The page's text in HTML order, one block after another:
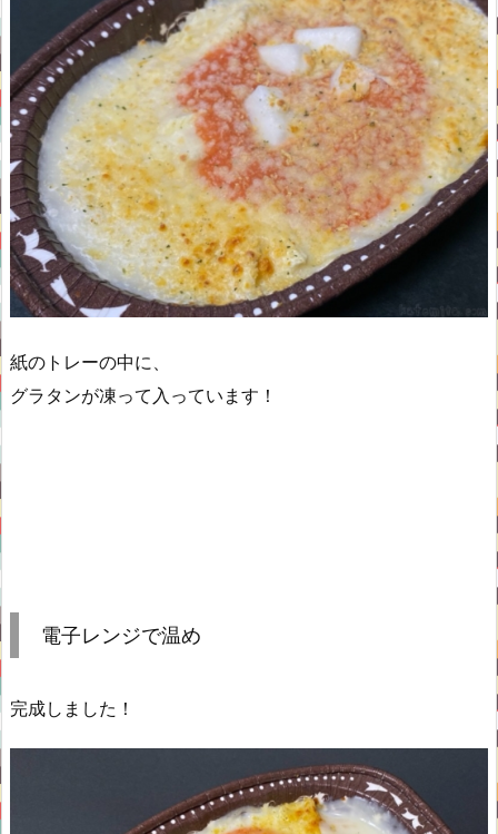
紙のトレーの中に、
グラタンが凍って入っています！
電子レンジで温め
完成しました！